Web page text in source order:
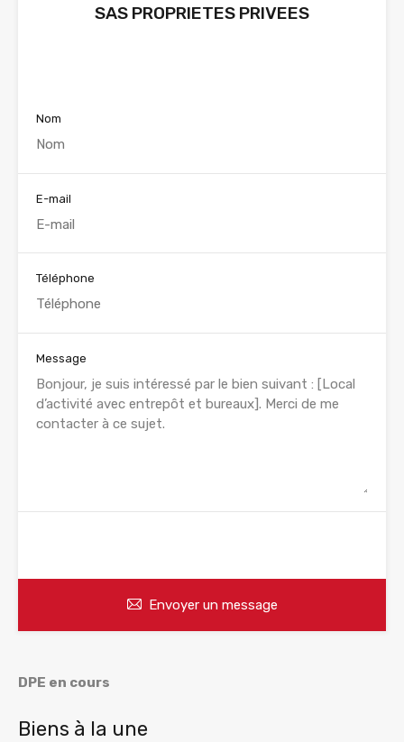
SAS PROPRIETES PRIVEES
Nom
E-mail
Téléphone
Message
Envoyer un message
DPE en cours
Biens à la une